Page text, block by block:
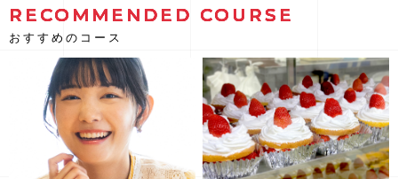
RECOMMENDED COURSE
おすすめのコース